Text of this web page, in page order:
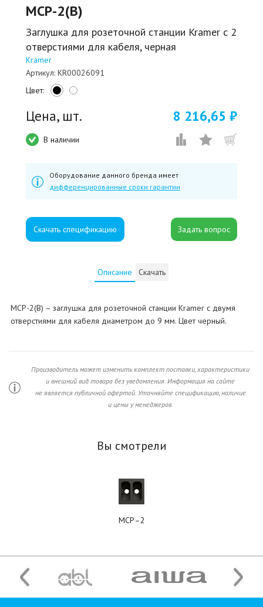
MCP-2(B)
Заглушка для розеточной станции Kramer с 2
отверстиями для кабеля, черная
Kramer
Артикул: KR00026091
Цвет:
Цена, шт. 8 216,65 ₽
В наличии
Оборудование данного бренда имеет
дифференцированные сроки гарантии
Скачать спецификацию
Описание Скачать
MCP-2(B) – заглушка для розеточной станции Kramer с двумя
отверстиями для кабеля диаметром до 9 мм. Цвет черный.
Производитель может изменить комплект поставки, характеристики
и внешний вид товара без уведомления. Информация на сайте
не является публичной офертой. Уточняйте спецификацию, наличие
и цены у менеджеров.
Вы смотрели
MCP–2